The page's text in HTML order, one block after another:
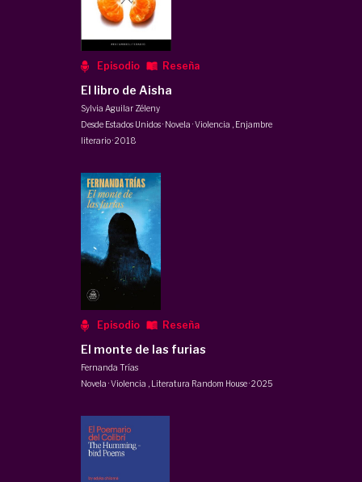
Episodio Reseña
El libro de Aisha
Sylvia Aguilar Zéleny
Desde Estados Unidos · Novela · Violencia
Enjambre
literario·2018
Episodio Reseña
El monte de las furias
Fernanda Trías
Novela · Violencia
Literatura Random House·2025